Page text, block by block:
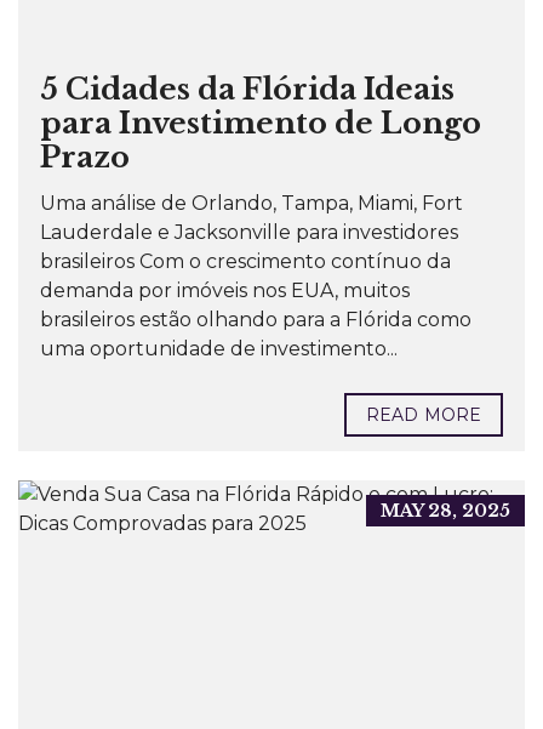
5 Cidades da Flórida Ideais
para Investimento de Longo
Prazo
Uma análise de Orlando, Tampa, Miami, Fort
Lauderdale e Jacksonville para investidores
brasileiros Com o crescimento contínuo da
demanda por imóveis nos EUA, muitos
brasileiros estão olhando para a Flórida como
uma oportunidade de investimento...
READ MORE
MAY 28, 2025